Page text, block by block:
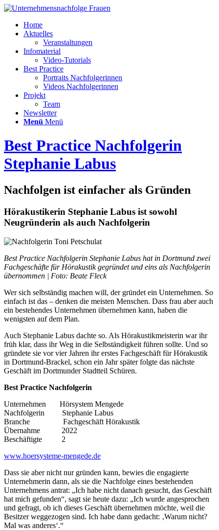
Home
Aktuelles
Veranstaltungen
Infomaterial
Video-Tutorials
Best Practice
Portraits Nachfolgerinnen
Videos Nachfolgerinnen
Projekt
Team
Newsletter
Menü Menü
Best Practice Nachfolgerin
Stephanie Labus
Nachfolgen ist einfacher als Gründen
Hörakustikerin Stephanie Labus ist sowohl
Neugründerin als auch Nachfolgerin
Best Practice Nachfolgerin Stephanie Labus hat in Dortmund zwei
Fachgeschäfte für Hörakustik gegründet und eins als Nachfolgerin
übernommen | Foto: Beate Fleck
Wer sich selbständig machen will, der gründet ein Unternehmen. So
einfach ist das – denken die meisten Menschen. Dass frau aber auch
ein bestehendes Unternehmen übernehmen kann, haben die
wenigsten auf dem Plan.
Auch Stephanie Labus dachte so. Als Hörakustikmeisterin war ihr
früh klar, dass ihr Weg in die Selbständigkeit führen sollte. Und so
gründete sie vor vier Jahren ihr erstes Fachgeschäft für Hörakustik
in Dortmund-Brackel, schon ein Jahr später folgte das nächste
Geschäft im Dortmunder Stadtteil Schüren.
Best Practice Nachfolgerin
Unternehmen Hörsystem Mengede
Nachfolgerin Stephanie Labus
Branche Fachgeschäft Hörakustik
Übernahme 2022
Beschäftigte 2
www.hoersysteme-mengede.de
Dass sie aber nicht nur gründen kann, bewies die engagierte
Unternehmerin dann, als sie die Nachfolge eines bestehenden
Unternehmens antrat: „Ich habe nicht danach gesucht, das Geschäft
hat mich gefunden“, sagt sie heute dazu: „Ich wurde angesprochen
und gefragt, ob ich dieses Geschäft übernehmen möchte, weil die
Besitzer weggezogen sind. Ich habe dann gedacht: ‚Warum nicht?
Mal was anderes‘.“